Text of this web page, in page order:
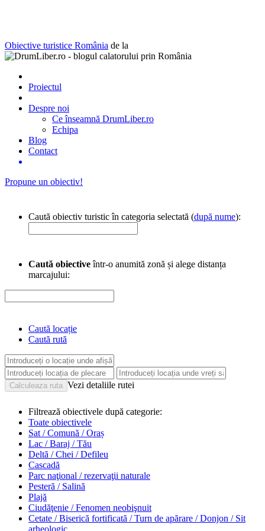
Obiective turistice România de la
Proiectul
Despre noi
Ce înseamnă DrumLiber.ro
Echipa
Blog
Contact
Propune un obiectiv!
Caută obiectiv turistic în categoria selectată (după nume):
Caută obiectiveîntr-o anumită zonă și alege distanța
marcajului:
Caută locație
Caută rută
Vezi detaliile rutei
Filtrează obiectivele după categorie:
Toate obiectivele
Sat / Comună / Oraș
Lac / Baraj / Tău
Deltă / Chei / Defileu
Cascadă
Parc naţional / rezervaţii naturale
Pesteră / Salină
Plajă
Ciudăţenie / Fenomen neobişnuit
Cetate / Biserică fortificată / Turn de apărare / Donjon / Sit
arheologic